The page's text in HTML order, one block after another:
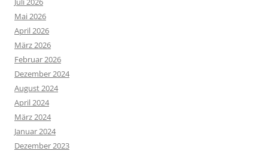
Mai 2026
April 2026
März 2026
Februar 2026
Dezember 2024
August 2024
April 2024
März 2024
Januar 2024
Dezember 2023